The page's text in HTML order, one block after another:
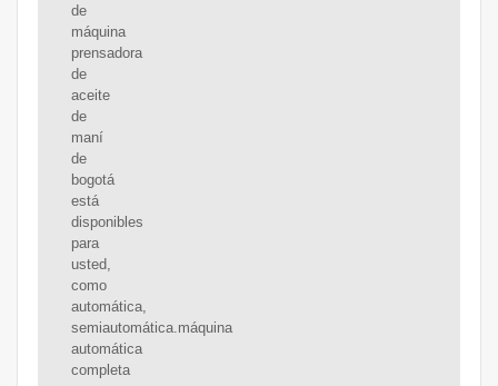
de
máquina
prensadora
de
aceite
de
maní
de
bogotá
está
disponibles
para
usted,
como
automática,
semiautomática.máquina
automática
completa